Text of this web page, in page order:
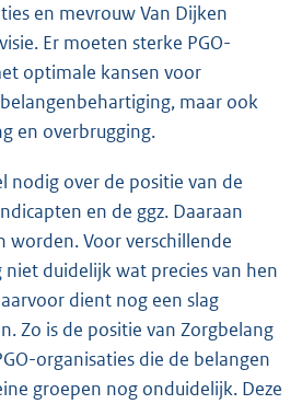
en mevrouw Van Dijken
Er moeten sterke PGO-
optimale kansen voor
maar ook
en overbrugging.
nodig over de positie van de
en de ggz. Daaraan
worden. Voor verschillende
niet duidelijk wat precies van hen
dient nog een slag
Zo is de positie van Zorgbelang
organisaties die de belangen
groepen nog onduidelijk. Deze